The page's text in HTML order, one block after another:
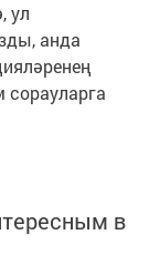
ул
анда
сорауларга
в